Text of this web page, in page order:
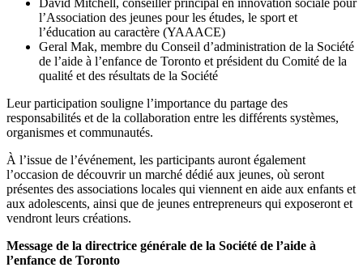
David Mitchell, conseiller principal en innovation sociale pour
l’Association des jeunes pour les études, le sport et
l’éducation au caractère (YAAACE)
Geral Mak, membre du Conseil d’administration de la Société
de l’aide à l’enfance de Toronto et président du Comité de la
qualité et des résultats de la Société
Leur participation souligne l’importance du partage des
responsabilités et de la collaboration entre les différents systèmes,
organismes et communautés.
À l’issue de l’événement, les participants auront également
l’occasion de découvrir un marché dédié aux jeunes, où seront
présentes des associations locales qui viennent en aide aux enfants et
aux adolescents, ainsi que de jeunes entrepreneurs qui exposeront et
vendront leurs créations.
Message de la directrice générale de la Société de l’aide à
l’enfance de Toronto